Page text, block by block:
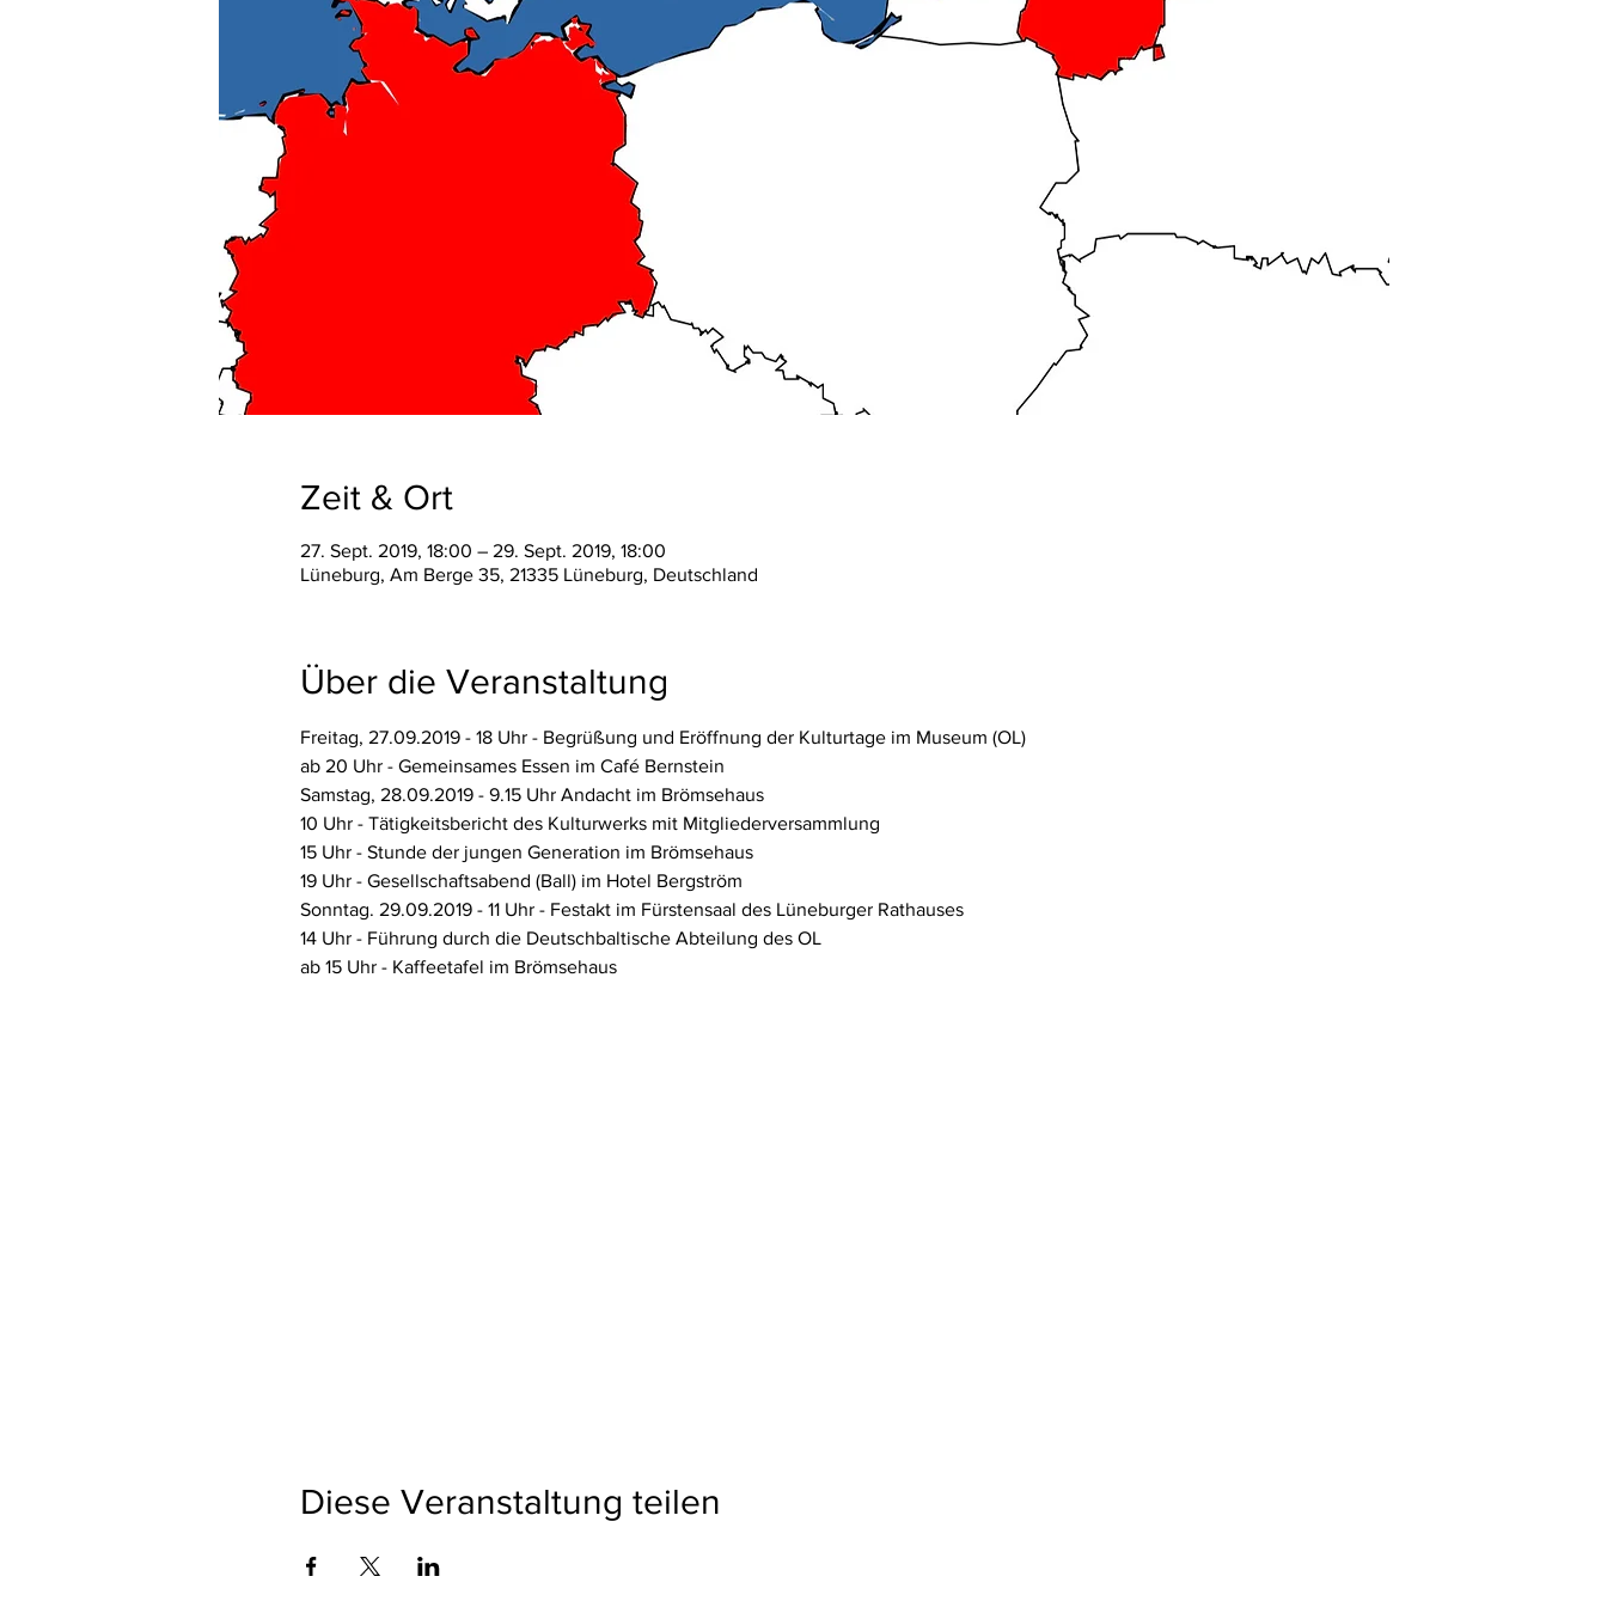
Zeit & Ort
27. Sept. 2019, 18:00 – 29. Sept. 2019, 18:00
Lüneburg, Am Berge 35, 21335 Lüneburg, Deutschland
Über die Veranstaltung
Freitag, 27.09.2019 - 18 Uhr - Begrüßung und Eröffnung der Kulturtage im Museum (OL)
ab 20 Uhr - Gemeinsames Essen im Café Bernstein
Samstag, 28.09.2019 - 9.15 Uhr Andacht im Brömsehaus
10 Uhr - Tätigkeitsbericht des Kulturwerks mit Mitgliederversammlung
15 Uhr - Stunde der jungen Generation im Brömsehaus
19 Uhr - Gesellschaftsabend (Ball) im Hotel Bergström
Sonntag. 29.09.2019 - 11 Uhr - Festakt im Fürstensaal des Lüneburger Rathauses
14 Uhr - Führung durch die Deutschbaltische Abteilung des OL
ab 15 Uhr - Kaffeetafel im Brömsehaus
Diese Veranstaltung teilen